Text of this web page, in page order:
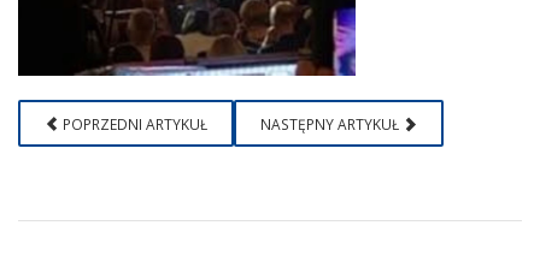
POPRZEDNI ARTYKUŁ NASTĘPNY ARTYKUŁ